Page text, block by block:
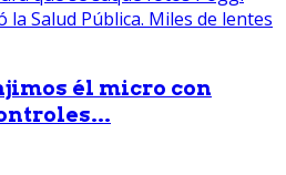
él micro con